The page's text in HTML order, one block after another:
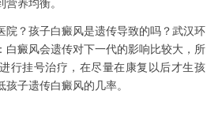
养均衡。
？孩子白癜风是遗传导致的吗？武汉环
白癜风会遗传对下一代的影响比较大，所
行挂号治疗，在尽量在康复以后才生孩
子遗传白癜风的几率。